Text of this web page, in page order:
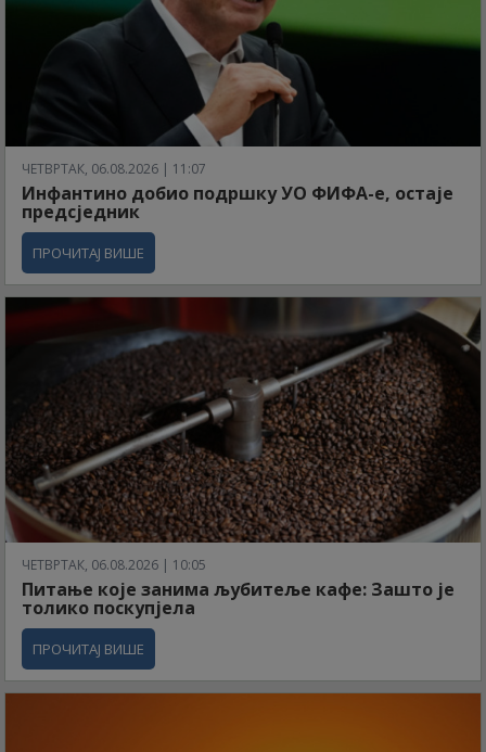
ЧЕТВРТАК, 06.08.2026 | 11:07
Инфантино добио подршку УО ФИФА-е, остаје
предсједник
ПРОЧИТАЈ ВИШЕ
ЧЕТВРТАК, 06.08.2026 | 10:05
Питање које занима љубитеље кафе: Зашто је
толико поскупјела
ПРОЧИТАЈ ВИШЕ